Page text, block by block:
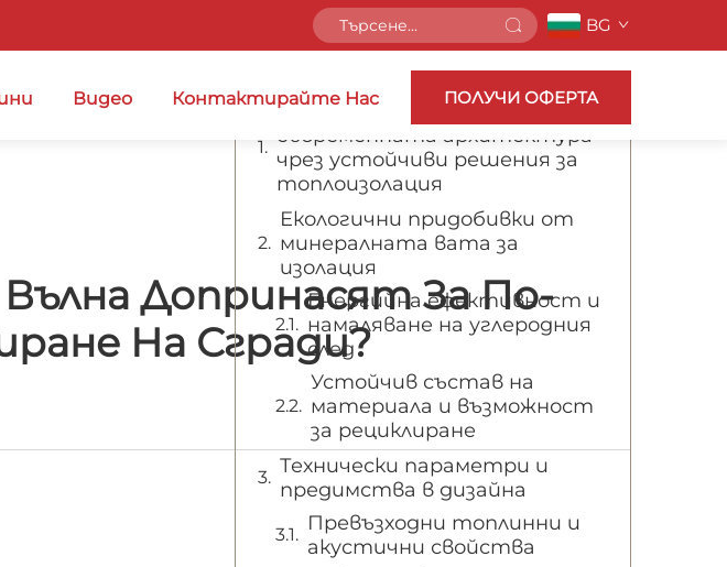
BG
Видео Контактирайте Нас ПОЛУЧИ ОФЕРТА
Допринасят За По-
На Сгради?
Съдържание
Преобразуване на
съвременната архитектура
чрез устойчиви решения за
топлоизолация
Екологични придобивки от
минералната вата за
изолация
Енергийна ефективност и
намаляване на углеродния
след
Устойчив състав на
материала и възможност
за рециклиране
Технически параметри и
предимства в дизайна
Превъзходни топлинни и
акустични свойства